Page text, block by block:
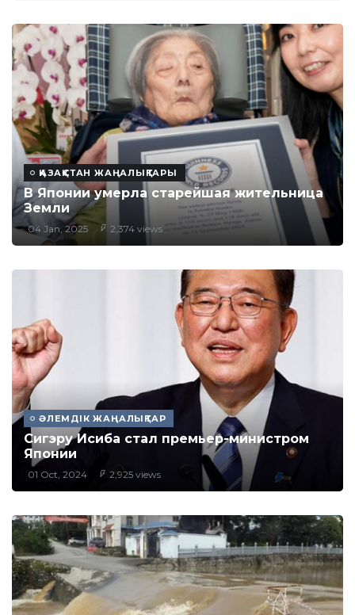
ҚАЗАҚСТАН ЖАҢАЛЫҚТАРЫ
В Японии умерла старейшая жительница
Земли
04 Jan, 2025 2,374 views
ӘЛЕМДІК ЖАҢАЛЫҚТАР
Сигэру Исиба стал премьер-министром
Японии
01 Oct, 2024 2,925 views